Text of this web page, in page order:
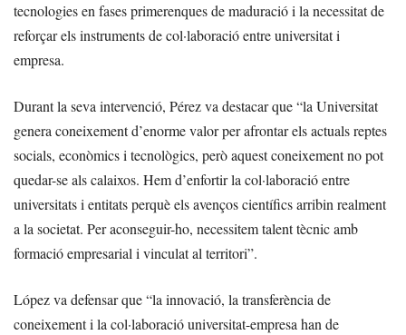
tecnologies en fases primerenques de maduració i la necessitat de
reforçar els instruments de col·laboració entre universitat i
empresa.
Durant la seva intervenció, Pérez va destacar que “la Universitat
genera coneixement d’enorme valor per afrontar els actuals reptes
socials, econòmics i tecnològics, però aquest coneixement no pot
quedar-se als calaixos. Hem d’enfortir la col·laboració entre
universitats i entitats perquè els avenços científics arribin realment
a la societat. Per aconseguir-ho, necessitem talent tècnic amb
formació empresarial i vinculat al territori”.
López va defensar que “la innovació, la transferència de
coneixement i la col·laboració universitat-empresa han de